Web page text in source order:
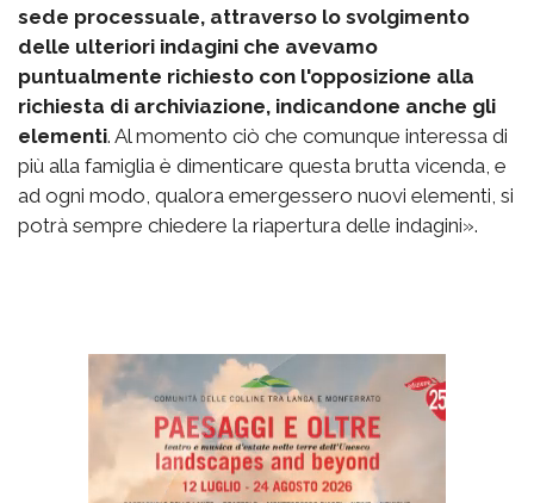
sede processuale, attraverso lo svolgimento
delle ulteriori indagini che avevamo
puntualmente richiesto con l'opposizione alla
richiesta di archiviazione, indicandone anche gli
elementi. Al momento ciò che comunque interessa di
più alla famiglia è dimenticare questa brutta vicenda, e
ad ogni modo, qualora emergessero nuovi elementi, si
potrà sempre chiedere la riapertura delle indagini».